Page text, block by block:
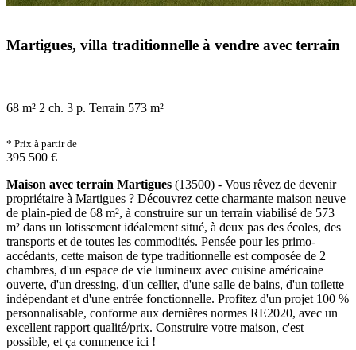
Martigues, villa traditionnelle à vendre avec terrain
68 m² 2 ch. 3 p. Terrain 573 m²
* Prix à partir de
395 500 €
Maison avec terrain Martigues (13500) - Vous rêvez de devenir
propriétaire à Martigues ? Découvrez cette charmante maison neuve
de plain-pied de 68 m², à construire sur un terrain viabilisé de 573
m² dans un lotissement idéalement situé, à deux pas des écoles, des
transports et de toutes les commodités. Pensée pour les primo-
accédants, cette maison de type traditionnelle est composée de 2
chambres, d'un espace de vie lumineux avec cuisine américaine
ouverte, d'un dressing, d'un cellier, d'une salle de bains, d'un toilette
indépendant et d'une entrée fonctionnelle. Profitez d'un projet 100 %
personnalisable, conforme aux dernières normes RE2020, avec un
excellent rapport qualité/prix. Construire votre maison, c'est
possible, et ça commence ici !